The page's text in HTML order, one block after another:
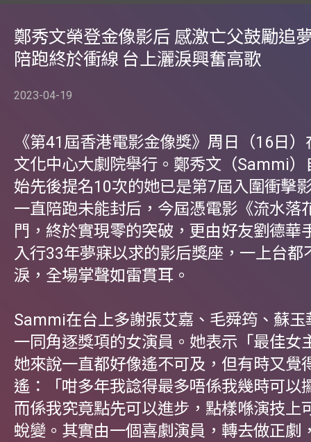
鄭秀文榮登金像影后 感激亡父鼓勵追
陪跑終於衝線 台上灑淚興奮高歌
2023-04-19
《第41屆香港電影金像獎》周日（16日
文化中心大劇院舉行。鄭秀文（Sammi）
始先後提名10次的她已是第7屆入圍衝擊
一直陪跑未能封后，今屆憑電影《流水落
門，終於實現零的突破，更由好友劉德華
入行33年夢寐以求的影后獎座，一上台都
淚，全場掌聲如雷貫耳。
Sammi在台上多謝張艾嘉、毛舜筠、蘇玉
一同角逐獎項的女演員。她表示「最佳女
她來說一直都好像遙不可及，但有時又覺
遙：「咁多年我諗得最多唔係我幾時可以
而係我究竟點先可以進步，點樣喺演技上
蛻變。其實由一個喜劇演員，轉去做正劇